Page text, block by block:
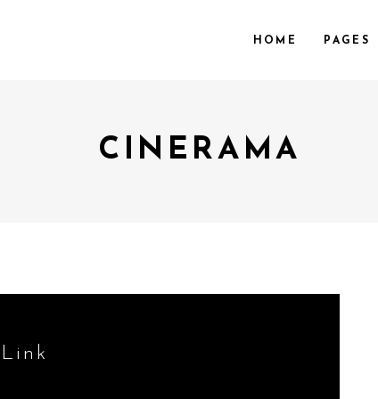
HOME PAGES
VIDEO PREVIEW
CINERAMA
Link